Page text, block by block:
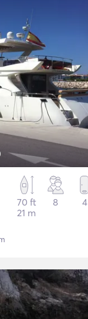
70 ft
21 m
8 4